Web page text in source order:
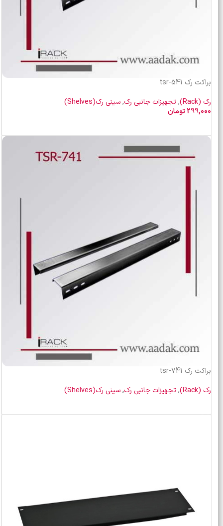
براکت رک tsr-541
رک (Rack)
,تجهیزات جانبی رک,سینی رک(Shelves)
299,000تومان
براکت رک tsr-741
رک (Rack)
,تجهیزات جانبی رک,سینی رک(Shelves)